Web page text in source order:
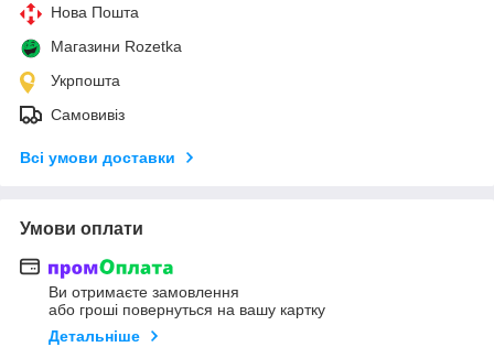
Нова Пошта
Магазини Rozetka
Укрпошта
Самовивіз
Всі умови доставки
Умови оплати
Ви отримаєте замовлення
або гроші повернуться на вашу картку
Детальніше